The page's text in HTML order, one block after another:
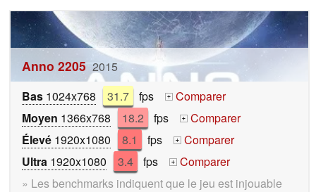
Anno 2205 2015
Bas 1024x768 31.7 fps +
Comparer
Moyen 1366x768 18.2 fps +
Comparer
Élevé 1920x1080 8.1 fps +
Comparer
Ultra 1920x1080 3.4 fps +
Comparer
» Les benchmarks indiquent que le jeu est injouable